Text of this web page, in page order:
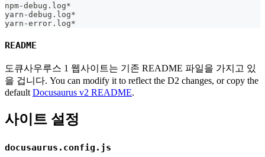
npm-debug.log*
yarn-debug.log*
yarn-error.log*
README
도큐사우루스 1 웹사이트는 기존 README 파일을 가지고 있
을 겁니다. You can modify it to reflect the D2 changes, or copy the
default Docusaurus v2 README.
사이트 설정
docusaurus.config.js